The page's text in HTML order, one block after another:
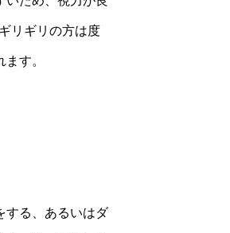
リギリの方は度
す。
する、あるいはダ